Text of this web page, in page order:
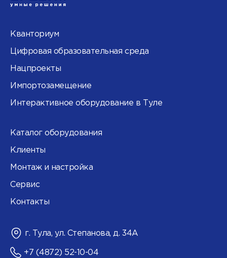
Кванториум
Цифровая образовательная среда
Нацпроекты
Импортозамещение
Интерактивное оборудование в Туле
Каталог оборудования
Клиенты
Монтаж и настройка
Сервис
Контакты
г. Тула, ул. Степанова, д. 34А
+7 (4872) 52-10-04